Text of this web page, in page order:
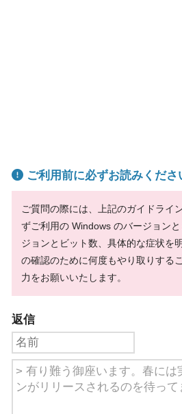
ご利用前に必ずお読みくださ
ご質問の際には、上記のガイドライ
ずご利用の Windows のバージョン
ジョンとビット数、具体的な症状を
の確認のために何度もやり取りする
力をお願いいたします。
返信